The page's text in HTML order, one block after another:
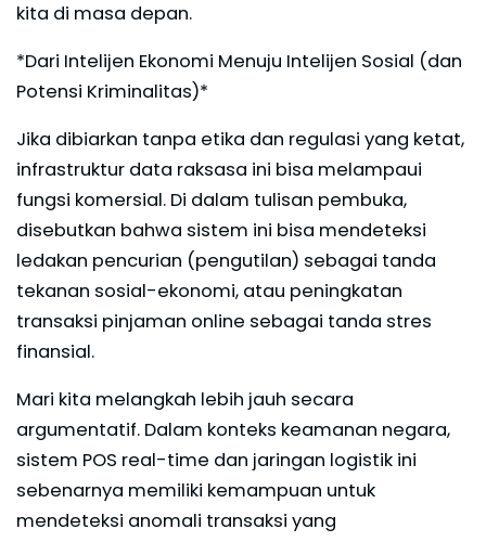
kita di masa depan.
*Dari Intelijen Ekonomi Menuju Intelijen Sosial (dan
Potensi Kriminalitas)*
Jika dibiarkan tanpa etika dan regulasi yang ketat,
infrastruktur data raksasa ini bisa melampaui
fungsi komersial. Di dalam tulisan pembuka,
disebutkan bahwa sistem ini bisa mendeteksi
ledakan pencurian (pengutilan) sebagai tanda
tekanan sosial-ekonomi, atau peningkatan
transaksi pinjaman online sebagai tanda stres
finansial.
Mari kita melangkah lebih jauh secara
argumentatif. Dalam konteks keamanan negara,
sistem POS real-time dan jaringan logistik ini
sebenarnya memiliki kemampuan untuk
mendeteksi anomali transaksi yang